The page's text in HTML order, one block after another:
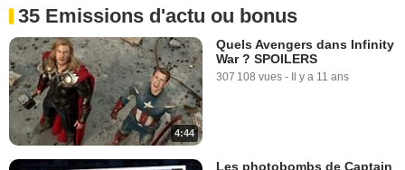
35 Emissions d'actu ou bonus
4:44
Quels Avengers dans Infinity
War ? SPOILERS
307 108 vues - Il y a 11 ans
Les photobombs de Captain